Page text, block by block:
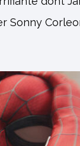
Sonny